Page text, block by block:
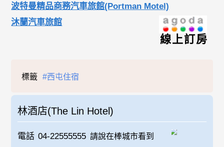
波特曼精品商務汽車旅館(Portman Motel)
沐蘭汽車旅館
線上訂房
標籤 #西屯住宿
林酒店(The Lin Hotel)
電話 04-22555555 請說在棒城市看到